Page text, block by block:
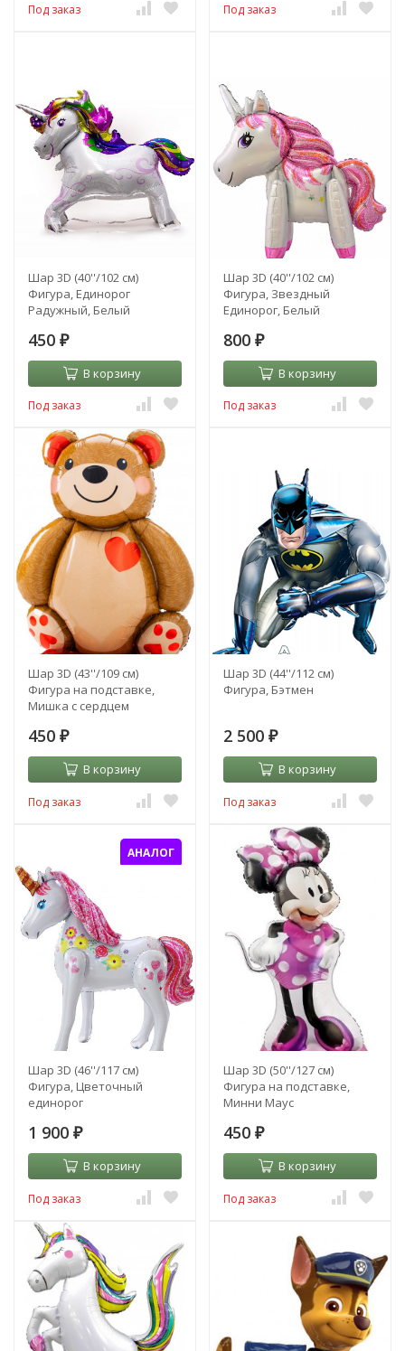
Под заказ Под заказ
Шар 3D (40''/102 см)
Фигура, Единорог
Радужный, Белый
450 ₽
В корзину
Под заказ
Шар 3D (40''/102 см)
Фигура, Звездный
Единорог, Белый
800 ₽
В корзину
Под заказ
Шар 3D (43''/109 см)
Фигура на подставке,
Мишка с сердцем
450 ₽
В корзину
Под заказ
Шар 3D (44''/112 см)
Фигура, Бэтмен
2 500 ₽
В корзину
Под заказ
АНАЛОГ
Шар 3D (46''/117 см)
Фигура, Цветочный
единорог
1 900 ₽
В корзину
Под заказ
Шар 3D (50''/127 см)
Фигура на подставке,
Минни Маус
450 ₽
В корзину
Под заказ